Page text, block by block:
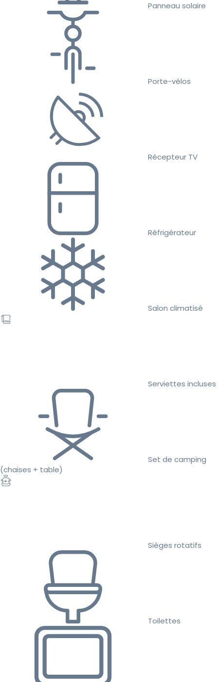
Panneau solaire
Porte-vélos
Récepteur TV
Réfrigérateur
Salon climatisé
Serviettes incluses
Set de camping
(chaises + table)
Sièges rotatifs
Toilettes